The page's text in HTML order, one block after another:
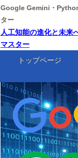
Google Gemini・
ター
人工知能の進化と未来
マスター
トップページ